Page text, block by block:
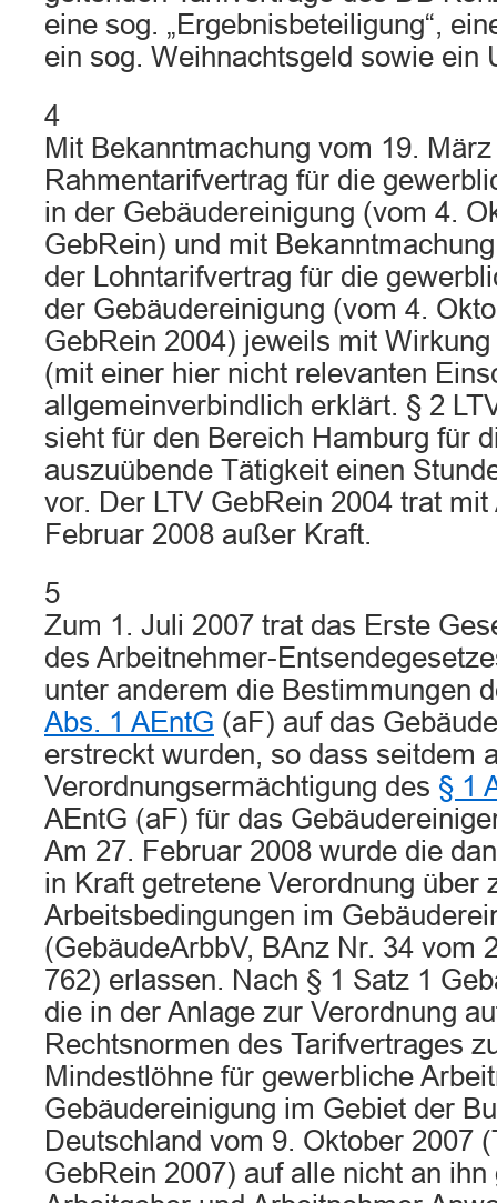
eine sog. „Ergebnisbeteiligung“,
ein sog. Weihnachtsgeld sowie ein
4
Mit Bekanntmachung vom 19.
Rahmentarifvertrag für die
in der Gebäudereinigung (vom 4.
GebRein) und mit
der Lohntarifvertrag für die
der Gebäudereinigung (vom 4.
GebRein 2004) jeweils mit
(mit einer hier nicht relevanten
allgemeinverbindlich erklärt. § 2
sieht für den Bereich Hamburg für
auszuübende Tätigkeit einen
vor. Der LTV GebRein 2004 trat mit
Februar 2008 außer Kraft.
5
Zum 1. Juli 2007 trat das Erste
des Arbeitnehmer-
unter anderem die Bestimmungen
Abs. 1 AEntG (aF) auf das
erstreckt wurden, so dass seitdem
Verordnungsermächtigung des § 1
AEntG (aF) für das
Am 27. Februar 2008 wurde die
in Kraft getretene Verordnung über
Arbeitsbedingungen im
(GebäudeArbbV, BAnz Nr. 34 vom
762) erlassen. Nach § 1 Satz 1
die in der Anlage zur Verordnung
Rechtsnormen des Tarifvertrages
Mindestlöhne für gewerbliche
Gebäudereinigung im Gebiet der
Deutschland vom 9. Oktober 2007
GebRein 2007) auf alle nicht an ihn